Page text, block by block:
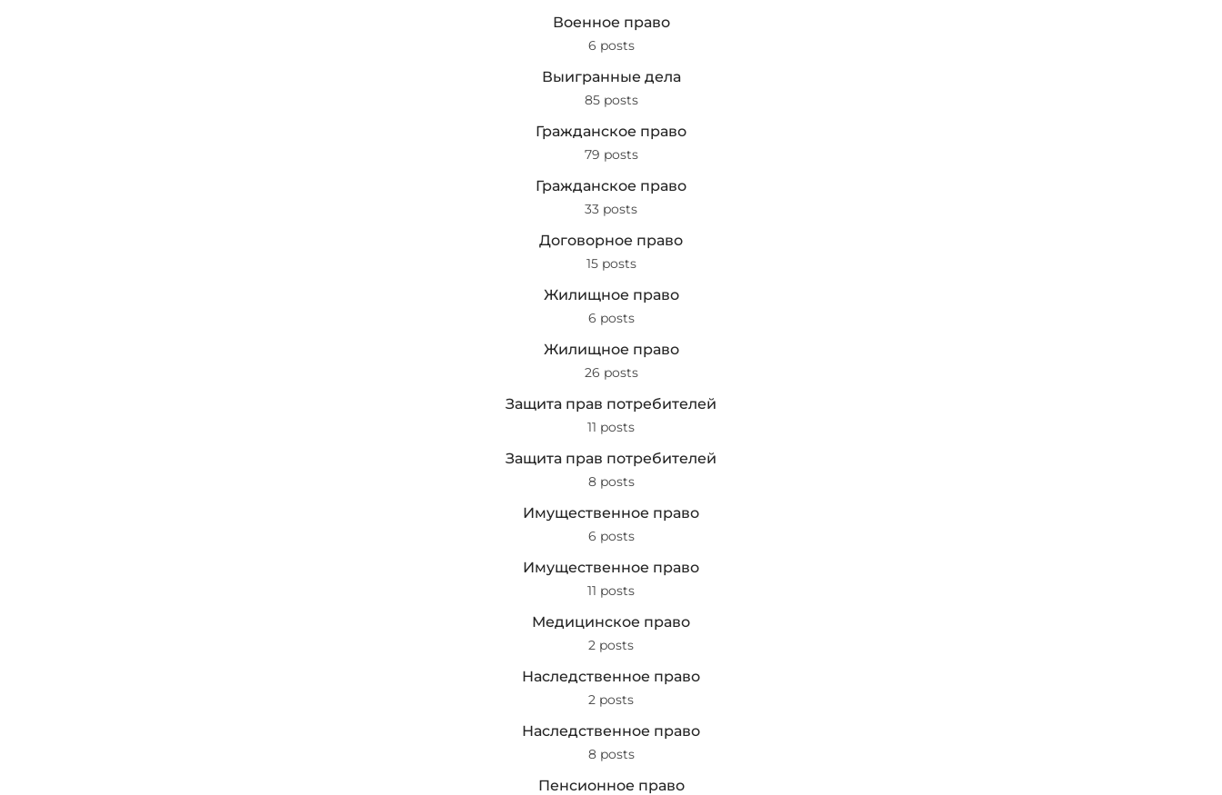
Военное право
6 posts
Выигранные дела
85 posts
Гражданское право
79 posts
Гражданское право
33 posts
Договорное право
15 posts
Жилищное право
6 posts
Жилищное право
26 posts
Защита прав потребителей
11 posts
Защита прав потребителей
8 posts
Имущественное право
6 posts
Имущественное право
11 posts
Медицинское право
2 posts
Наследственное право
2 posts
Наследственное право
8 posts
Пенсионное право